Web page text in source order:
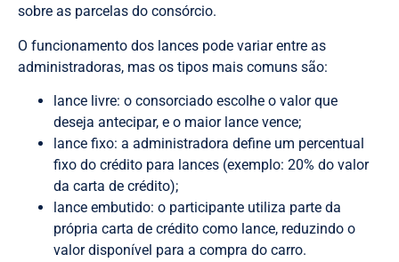
sobre as parcelas do consórcio.
O funcionamento dos lances pode variar entre as
administradoras, mas os tipos mais comuns são:
lance livre: o consorciado escolhe o valor que
deseja antecipar, e o maior lance vence;
lance fixo: a administradora define um percentual
fixo do crédito para lances (exemplo: 20% do valor
da carta de crédito);
lance embutido: o participante utiliza parte da
própria carta de crédito como lance, reduzindo o
valor disponível para a compra do carro.